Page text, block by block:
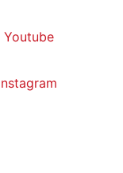
Youtube